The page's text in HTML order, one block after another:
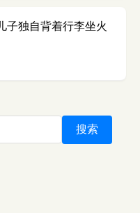
子独自背着行李坐火
搜索